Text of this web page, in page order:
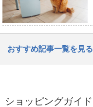
おすすめ記事一覧を見る
ショッピングガイド